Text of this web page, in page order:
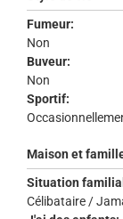
Fumeur:
Non
Buveur:
Non
Sportif:
Maison et
Situation
Célibataire /